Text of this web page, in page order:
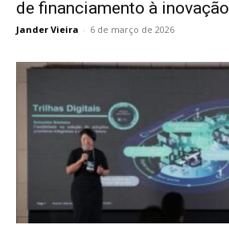
de financiamento à inovação
Jander Vieira - 6 de março de 2026